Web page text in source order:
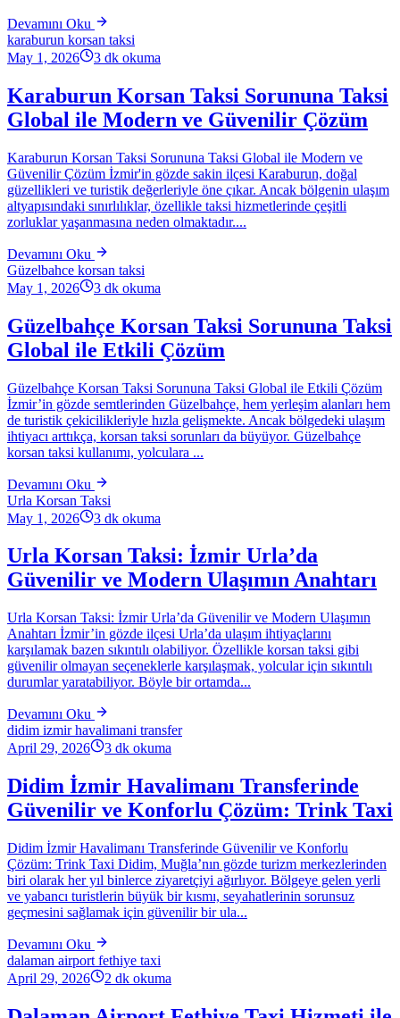
Devamını Oku
karaburun korsan taksi
May 1, 2026
3 dk okuma
Karaburun Korsan Taksi Sorununa Taksi
Global ile Modern ve Güvenilir Çözüm
Karaburun Korsan Taksi Sorununa Taksi Global ile Modern ve
Güvenilir Çözüm İzmir'in gözde sakin ilçesi Karaburun, doğal
güzellikleri ve turistik değerleriyle öne çıkar. Ancak bölgenin ulaşım
altyapısındaki sınırlılıklar, özellikle taksi hizmetlerinde çeşitli
zorluklar yaşanmasına neden olmaktadır....
Devamını Oku
Güzelbahce korsan taksi
May 1, 2026
3 dk okuma
Güzelbahçe Korsan Taksi Sorununa Taksi
Global ile Etkili Çözüm
Güzelbahçe Korsan Taksi Sorununa Taksi Global ile Etkili Çözüm
İzmir’in gözde semtlerinden Güzelbahçe, hem yerleşim alanları hem
de turistik çekicilikleriyle hızla gelişmekte. Ancak bölgedeki ulaşım
ihtiyacı arttıkça, korsan taksi sorunları da büyüyor. Güzelbahçe
korsan taksi kullanımı, yolculara ...
Devamını Oku
Urla Korsan Taksi
May 1, 2026
3 dk okuma
Urla Korsan Taksi: İzmir Urla’da
Güvenilir ve Modern Ulaşımın Anahtarı
Urla Korsan Taksi: İzmir Urla’da Güvenilir ve Modern Ulaşımın
Anahtarı İzmir’in gözde ilçesi Urla’da ulaşım ihtiyaçlarını
karşılamak bazen sıkıntılı olabiliyor. Özellikle korsan taksi gibi
güvenilir olmayan seçeneklerle karşılaşmak, yolcular için sıkıntılı
durumlar yaratabiliyor. Böyle bir ortamda...
Devamını Oku
didim izmir havalimani transfer
April 29, 2026
3 dk okuma
Didim İzmir Havalimanı Transferinde
Güvenilir ve Konforlu Çözüm: Trink Taxi
Didim İzmir Havalimanı Transferinde Güvenilir ve Konforlu
Çözüm: Trink Taxi Didim, Muğla’nın gözde turizm merkezlerinden
biri olarak her yıl binlerce ziyaretçiyi ağırlıyor. Bölgeye gelen yerli
ve yabancı turistlerin büyük bir kısmı, seyahatlerinin sorunsuz
geçmesini sağlamak için güvenilir bir ula...
Devamını Oku
dalaman airport fethiye taxi
April 29, 2026
2 dk okuma